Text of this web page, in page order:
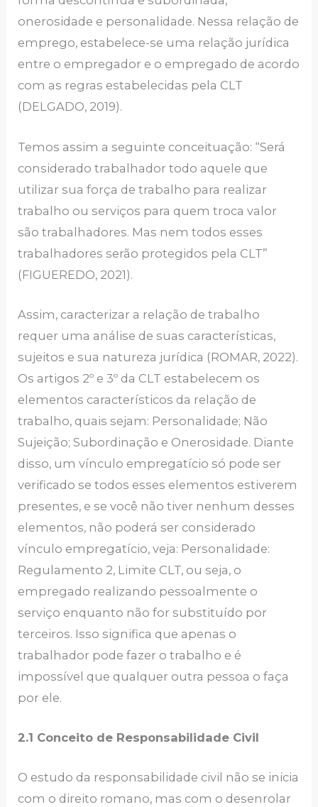
onerosidade e personalidade. Nessa relação de
emprego, estabelece-se uma relação jurídica
entre o empregador e o empregado de acordo
com as regras estabelecidas pela CLT
(DELGADO, 2019).
Temos assim a seguinte conceituação: “Será
considerado trabalhador todo aquele que
utilizar sua força de trabalho para realizar
trabalho ou serviços para quem troca valor
são trabalhadores. Mas nem todos esses
trabalhadores serão protegidos pela CLT”
(FIGUEREDO, 2021).
Assim, caracterizar a relação de trabalho
requer uma análise de suas características,
sujeitos e sua natureza jurídica (ROMAR, 2022).
Os artigos 2º e 3º da CLT estabelecem os
elementos característicos da relação de
trabalho, quais sejam: Personalidade; Não
Sujeição; Subordinação e Onerosidade. Diante
disso, um vínculo empregatício só pode ser
verificado se todos esses elementos estiverem
presentes, e se você não tiver nenhum desses
elementos, não poderá ser considerado
vínculo empregatício, veja: Personalidade:
Regulamento 2, Limite CLT, ou seja, o
empregado realizando pessoalmente o
serviço enquanto não for substituído por
terceiros. Isso significa que apenas o
trabalhador pode fazer o trabalho e é
impossível que qualquer outra pessoa o faça
por ele.
2.1 Conceito de Responsabilidade Civil
O estudo da responsabilidade civil não se inicia
com o direito romano, mas com o desenrolar